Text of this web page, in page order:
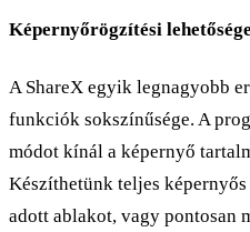
Képernyőrögzítési
A ShareX egyik legnagyobb
funkciók sokszínűsége. A
módot kínál a képernyő
Készíthetünk teljes
adott ablakot, vagy pontosan